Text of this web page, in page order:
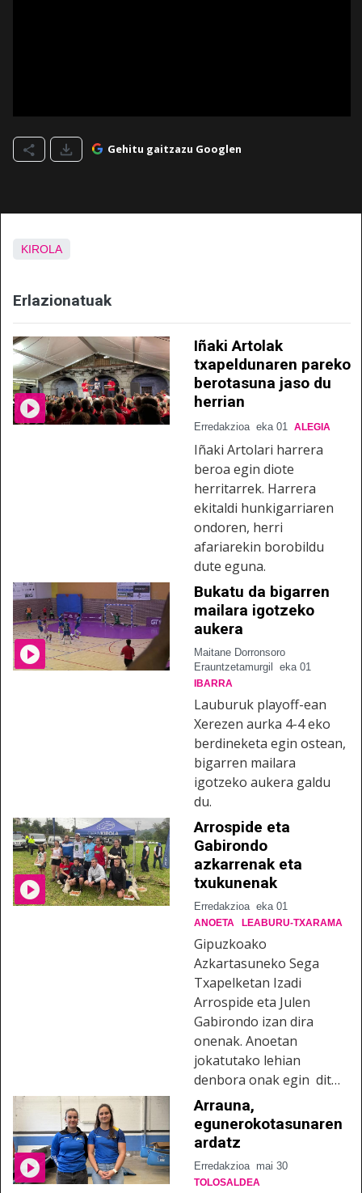
Gehitu gaitzazu Googlen
KIROLA
Erlazionatuak
Iñaki Artolak
txapeldunaren pareko
berotasuna jaso du
herrian
Erredakzioa eka 01 ALEGIA
Iñaki Artolari harrera
beroa egin diote
herritarrek. Harrera
ekitaldi hunkigarriaren
ondoren, herri
afariarekin borobildu
dute eguna.
Bukatu da bigarren
mailara igotzeko
aukera
Maitane Dorronsoro
Erauntzetamurgil eka 01
IBARRA
Lauburuk playoff-ean
Xerezen aurka 4-4 eko
berdineketa egin ostean,
bigarren mailara
igotzeko aukera galdu
du.
Arrospide eta
Gabirondo
azkarrenak eta
txukunenak
Erredakzioa eka 01
ANOETA LEABURU-TXARAMA
Gipuzkoako
Azkartasuneko Sega
Txapelketan Izadi
Arrospide eta Julen
Gabirondo izan dira
onenak. Anoetan
jokatutako lehian
denbora onak egin dit…
Arrauna,
egunerokotasunaren
ardatz
Erredakzioa mai 30
TOLOSALDEA